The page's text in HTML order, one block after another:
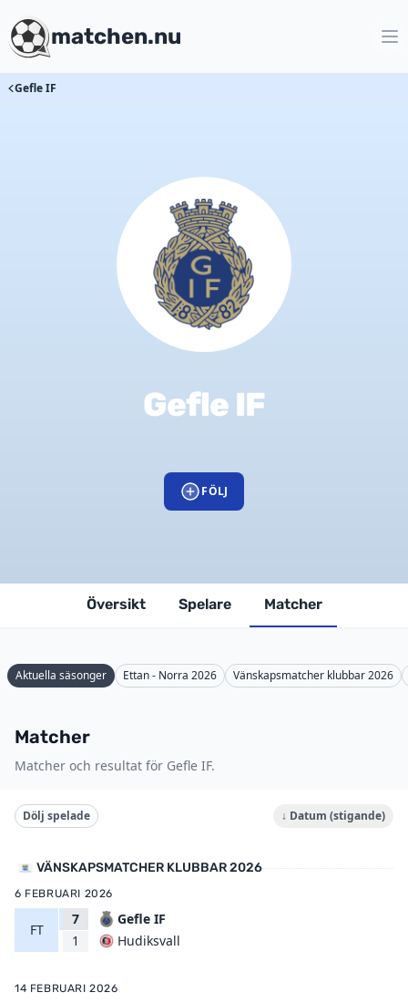
matchen.nu
Gefle IF
Gefle IF
FÖLJ
Översikt Spelare Matcher
Aktuella säsonger Ettan - Norra 2026 Vänskapsmatcher klubbar 2026
Matcher
Matcher och resultat för Gefle IF.
Dölj spelade ↓ Datum (stigande)
VÄNSKAPSMATCHER KLUBBAR 2026
6 FEBRUARI 2026
FT
7
1
Gefle IF
Hudiksvall
14 FEBRUARI 2026